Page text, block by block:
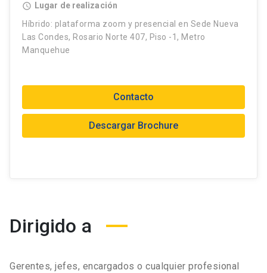
access_time Lugar de realización
Híbrido: plataforma zoom y presencial en Sede Nueva
Las Condes, Rosario Norte 407, Piso -1, Metro
Manquehue
Contacto
Descargar Brochure
Dirigido a
Gerentes, jefes, encargados o cualquier profesional